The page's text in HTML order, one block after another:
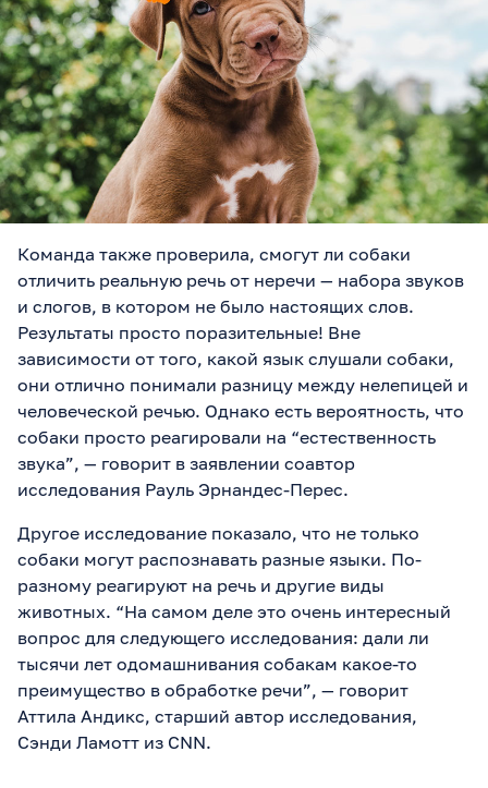
Команда также проверила, смогут ли собаки
отличить реальную речь от неречи — набора звуков
и слогов, в котором не было настоящих слов.
Результаты просто поразительные! Вне
зависимости от того, какой язык слушали собаки,
они отлично понимали разницу между нелепицей и
человеческой речью. Однако есть вероятность, что
собаки просто реагировали на “естественность
звука”, — говорит в заявлении соавтор
исследования Рауль Эрнандес-Перес.
Другое исследование показало, что не только
собаки могут распознавать разные языки. По-
разному реагируют на речь и другие виды
животных. “На самом деле это очень интересный
вопрос для следующего исследования: дали ли
тысячи лет одомашнивания собакам какое-то
преимущество в обработке речи”, — говорит
Аттила Андикс, старший автор исследования,
Сэнди Ламотт из CNN.